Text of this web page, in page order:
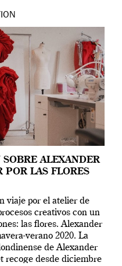
ALEXANDER
POR LAS FLORES
viaje por el atelier de
creativos con un
las flores. Alexander
verano 2020. La
de Alexander
recoge desde diciembre